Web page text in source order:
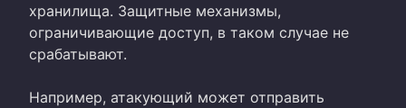
хранилища. Защитные механизмы,
ограничивающие доступ, в таком случае не
срабатывают.
Например, атакующий может отправить